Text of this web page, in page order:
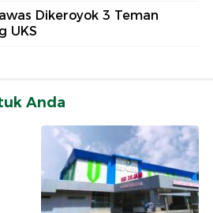
Dikeroyok 3 Teman
UKS
Anda